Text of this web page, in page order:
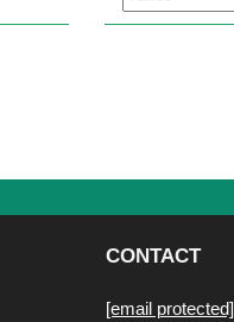
CONTACT
[email protected]